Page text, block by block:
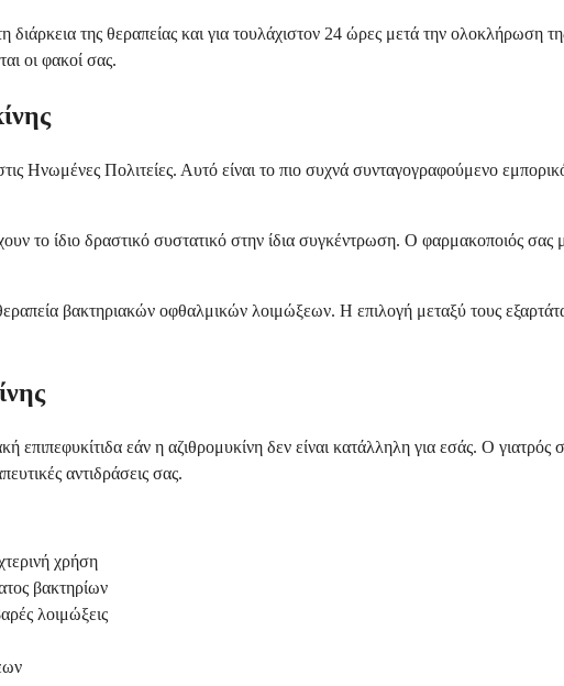
της θεραπείας και για τουλάχιστον 24 ώρες μετά την ολοκλήρωση
οι φακοί σας.
Ηνωμένες Πολιτείες. Αυτό είναι το πιο συχνά συνταγογραφούμενο
το ίδιο δραστικό συστατικό στην ίδια συγκέντρωση. Ο φαρμακοποιός
βακτηριακών οφθαλμικών λοιμώξεων. Η επιλογή μεταξύ τους
εάν η αζιθρομυκίνη δεν είναι κατάλληλη για εσάς. Ο γιατρός
αντιδράσεις σας.
χρήση
βακτηρίων
λοιμώξεις